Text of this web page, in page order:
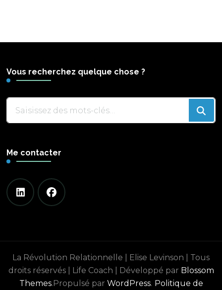
Vous recherchez quelque chose ?
?
Me contacter
La Révolution Relationnelle | Elise Levinson | Tous
droits réservés |
Life Coach | Développé par Blossom
Themes.Propulsé par WordPress. Politique de